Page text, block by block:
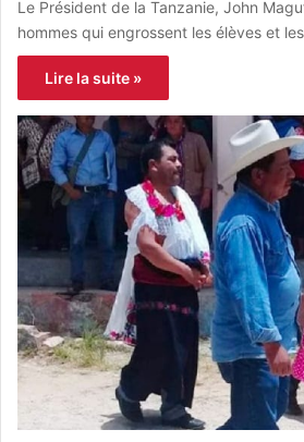
Le Président de la Tanzanie, John
hommes qui engrossent les élèves et
Lire la suite »